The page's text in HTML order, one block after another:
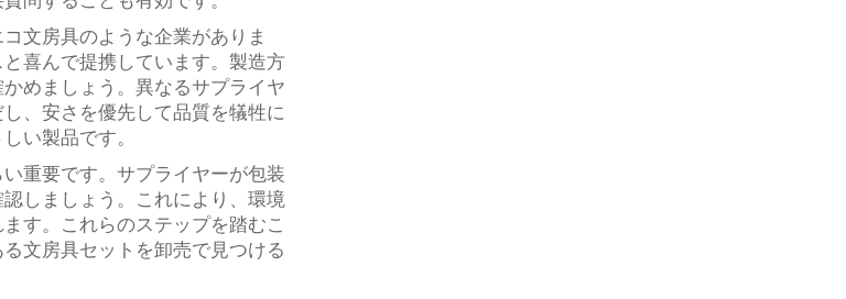
文房具のような企業がありま
喜んで提携しています。製造方
めましょう。異なるサプライヤ
、安さを優先して品質を犠牲に
い製品です。
重要です。サプライヤーが包装
しましょう。これにより、環境
す。これらのステップを踏むこ
文房具セットを卸売で見つける